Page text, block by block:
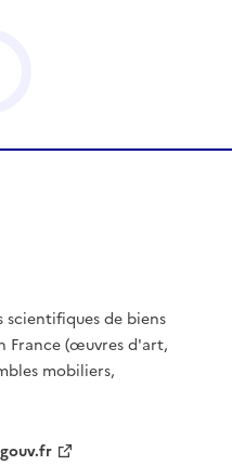
scientifiques de biens
France (œuvres d'art,
mobiliers,